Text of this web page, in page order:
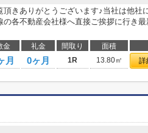
頂きありがとうございます♪当社は他社
の各不動産会社様へ直接ご挨拶に行き
金 礼金 間取り 面積
月 0ヶ月 1R 13.80㎡ 詳